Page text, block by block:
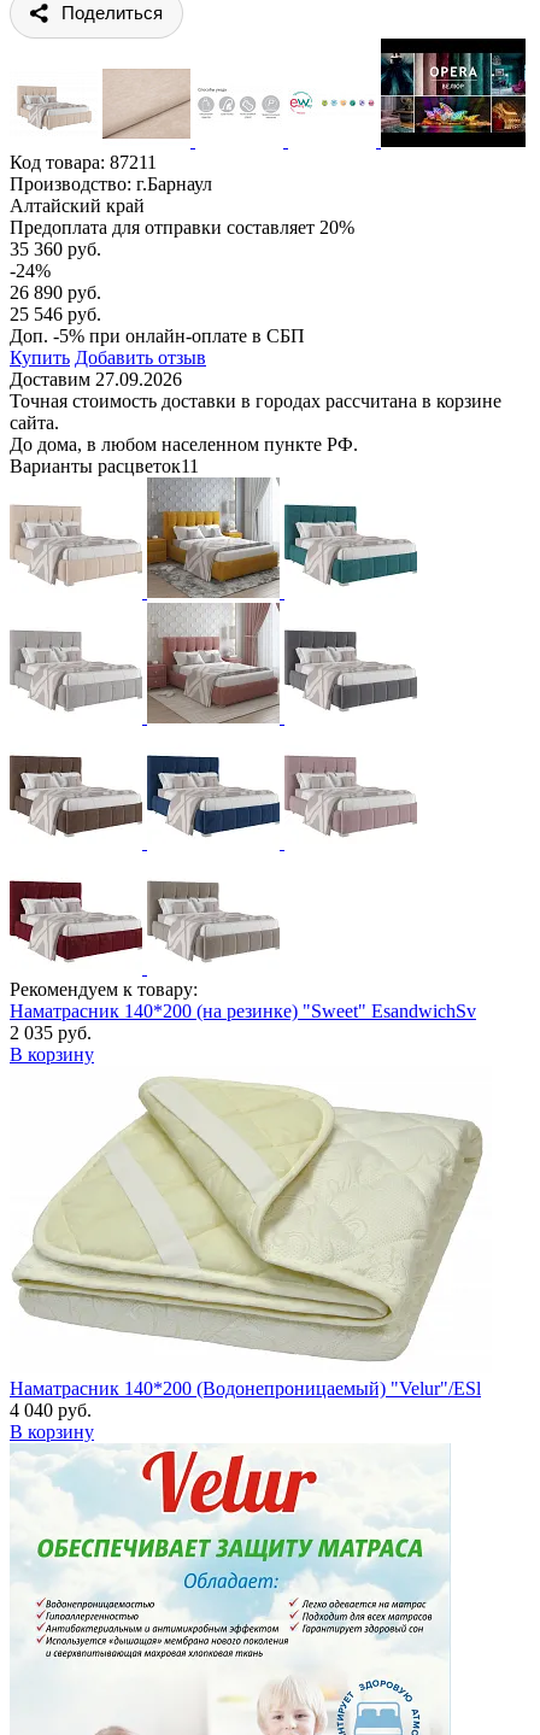
Поделиться
Код товара: 87211
Производство: г.Барнаул
Алтайский край
Предоплата для отправки составляет 20%
35 360 руб.
-24%
26 890 руб.
25 546 руб.
Доп. -5% при онлайн-оплате в СБП
Купить Добавить отзыв
Доставим 27.09.2026
Точная стоимость доставки в городах рассчитана в корзине
сайта.
До дома, в любом населенном пункте РФ.
Варианты расцветок11
Рекомендуем к товару:
Наматрасник 140*200 (на резинке) "Sweet" EsandwichSv
2 035 руб.
В корзину
Наматрасник 140*200 (Водонепроницаемый) "Velur"/ESl
4 040 руб.
В корзину